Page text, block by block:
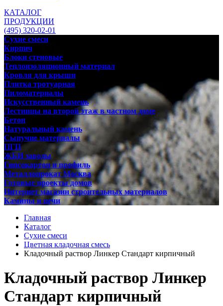
КАТАЛОГ
ПРОДУКЦИИ
(495) 320-02-01
Сухие смеси
Кирпич
Блоки стеновые
Теплоизоляционный материал
Кровля для крыши
Плитка тротуарная
Пиломатериалы
Искусственный камень
Лестницы на второй этаж в частном доме
Бетон
Натуральный камень
Сыпучие материалы
ПГП
ЖБИ заводы
Гипсокартон и профиль
Металлопрокат Москва
Готовые проекты домов
Интернет магазин строительных материалов
Камины и печи
Главная
Каталог
Сухие смеси
Цветная кладочная смесь
Кладочный раствор Линкер Стандарт кирпичный
Кладочный раствор Линкер
Стандарт кирпичный